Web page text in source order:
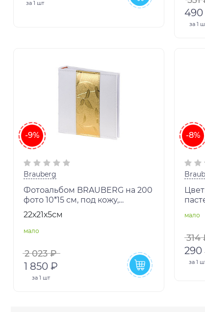
за 1 шт
за 1
-9%
Brauberg
Фотоальбом BRAUBERG на 200
фото 10*15 см, под кожу,
бумажные страницы, бокс,
бело-золотистый, 391112
22х21х5см
мало
2 023 ₽
1 850 ₽
за 1 шт
-8%
мало
314
290
за 1